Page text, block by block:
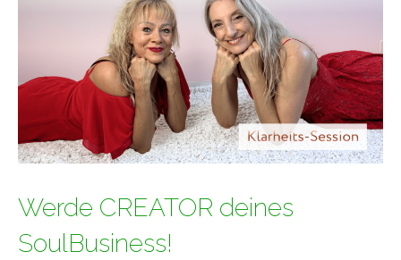
Werde CREATOR deines
SoulBusiness!